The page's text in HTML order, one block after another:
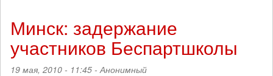
Акция
реформы
образования
Минск: задержание
участников Беспартшколы
19 мая, 2010 - 11:45 -Анонимный